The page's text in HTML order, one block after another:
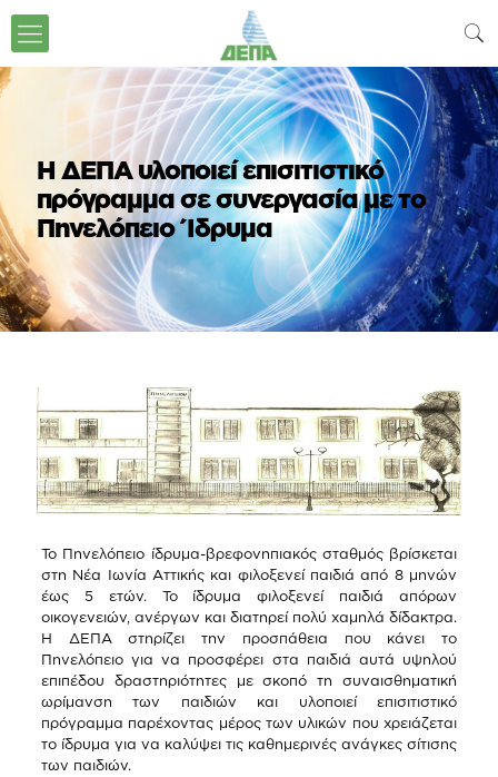
Η ΔΕΠΑ υλοποιεί επισιτιστικό
πρόγραμμα σε συνεργασία με το
Πηνελόπειο Ίδρυμα
Το Πηνελόπειο ίδρυμα-βρεφονηπιακός σταθμός βρίσκεται
στη Νέα Ιωνία Αττικής και φιλοξενεί παιδιά από 8 μηνών
έως 5 ετών. Το ίδρυμα φιλοξενεί παιδιά απόρων
οικογενειών, ανέργων και διατηρεί πολύ χαμηλά δίδακτρα.
Η ΔΕΠΑ στηρίζει την προσπάθεια που κάνει το
Πηνελόπειο για να προσφέρει στα παιδιά αυτά υψηλού
επιπέδου δραστηριότητες με σκοπό τη συναισθηματική
ωρίμανση των παιδιών και υλοποιεί επισιτιστικό
πρόγραμμα παρέχοντας μέρος των υλικών που χρειάζεται
το ίδρυμα για να καλύψει τις καθημερινές ανάγκες σίτισης
των παιδιών.